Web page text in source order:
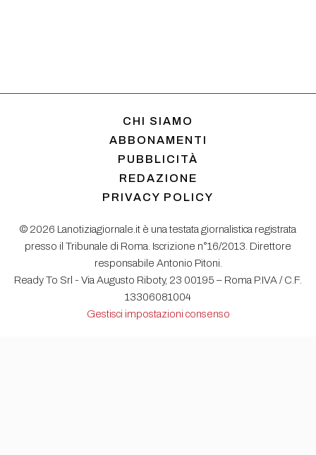
CHI SIAMO
ABBONAMENTI
PUBBLICITÀ
REDAZIONE
PRIVACY POLICY
© 2026 Lanotiziagiornale.it è una testata giornalistica registrata
presso il Tribunale di Roma. Iscrizione n°16/2013. Direttore
responsabile Antonio Pitoni.
Ready To Srl - Via Augusto Riboty, 23 00195 – Roma P.IVA / C.F.
13306081004
Gestisci impostazioni consenso